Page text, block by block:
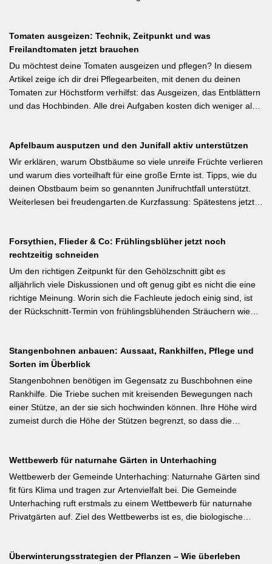
Austrocknung. Die ideale Schichtdicke liegt bei 5–10 cm, immer
mit Abstand zum Pflanzenstamm, um Fäulnis zu vermeiden.
Besonders wertvoll: Häufige Fehler wie zu dicke Schichten oder
die Verwendung von frischem Rasenschnitt als alleiniges Material
werden klar benannt. [Thema-Tag: #Bodenpflege #Mulchen
#BiologischerGartenbau]
Tomaten ausgeizen: Technik, Zeitpunkt und was
Freilandtomaten jetzt brauchen
Du möchtest deine Tomaten ausgeizen und pflegen? In diesem
Artikel zeige ich dir drei Pflegearbeiten, mit denen du deinen
Tomaten zur Höchstform verhilfst: das Ausgeizen, das Entblättern
und das Hochbinden. Alle drei Aufgaben kosten dich weniger als
Tomatenkrankheit Braunfäule vorbeugst. Weiterlesen bei
Wurzelwerk – Gartenwissen von Profis Kurzfassung: Ein bildreich
illustrierter Praxis-Leitfaden: Das Ausgeizen beginnt direkt nach
dem Auspflanzen und sollte wöchentlich wiederholt werden.
Geiztriebe morgens entfernen, damit Wunden rasch abtrocknen.
interessant: Der Artikel diskutiert, wann bei Freilandtomaten das
Ausgeizen kontraproduktiv ist – etwa bei buschigen Sorten, die
von Seitentrieben profitieren.
Apfelbaum ausputzen und den Junifall aktiv unterstützen
Wir erklären, warum Obstbäume so viele unreife Früchte verlieren
und warum dies vorteilhaft für eine große Ernte ist. Tipps, wie du
deinen Obstbaum beim so genannten Junifruchtfall unterstützt.
Weiterlesen bei freudengarten.de Kurzfassung: Spätestens jetzt –
% der Blüten werden zu Früchten, ein rechtzeitiges Eingreifen vor
dem Junifall beugt der Alternanz (Abwechslung von
Ertragsjahren) vor. Für Äpfel und Birnen gilt: max. zwei kräftige
Früchte pro Fruchtbüschel, Abstand mindestens eine Handbreit.
Früchte in Schattenzonen vollständig entfernen.
Forsythien, Flieder & Co: Frühlingsblüher jetzt noch
rechtzeitig schneiden
Um den richtigen Zeitpunkt für den Gehölzschnitt gibt es
alljährlich viele Diskussionen und oft genug gibt es nicht die eine
richtige Meinung. Worin sich die Fachleute jedoch einig sind, ist
der Rückschnitt-Termin von frühlingsblühenden Sträuchern wie
Flieder und Zierkirsche bilden ihre Blütenknospen für das nächste
Jahr im Sommer. Der Schnitt direkt nach der Blüte (bei Flieder:
sofort nach dem Verblühen!) ist die letzte Chance – wer jetzt noch
nicht geschnitten hat, sollte spätestens in den nächsten zwei
Wochen ran. Das Grundprinzip: Überflüssige alte Triebe
bodennah entfernen, damit das neue Holz ausreifen kann.
Stangenbohnen anbauen: Aussaat, Rankhilfen, Pflege und
Sorten im Überblick
Stangenbohnen benötigen im Gegensatz zu Buschbohnen eine
Rankhilfe. Die Triebe suchen mit kreisenden Bewegungen nach
einer Stütze, an der sie sich hochwinden können. Ihre Höhe wird
zumeist durch die Höhe der Stützen begrenzt, so dass die
Weiterlesen bei meine-ernte.de Kurzfassung: Bis Mitte Juni ist die
Aussaat von Stangenbohnen direkt ins Freiland noch problemlos
möglich. Samen über Nacht wässern, 5–6 cm tief setzen,
Pflanzabstand 50 cm. Als Mittelzehrer brauchen Stangenbohnen
im Gegensatz zu Buschbohnen eine moderierte Düngung
der Luft binden – Vorfrucht-Wirkung für das nächste Gartenjahr.
Wettbewerb für naturnahe Gärten in Unterhaching
Wettbewerb der Gemeinde Unterhaching: Naturnahe Gärten sind
fit fürs Klima und tragen zur Artenvielfalt bei. Die Gemeinde
Unterhaching ruft erstmals zu einem Wettbewerb für naturnahe
Privatgärten auf. Ziel des Wettbewerbs ist es, die biologische
Verbesserung des Ortsklimas zu leisten. Warum? Entsiegelte
Überwinterungsstrategien der Pflanzen – Wie überleben